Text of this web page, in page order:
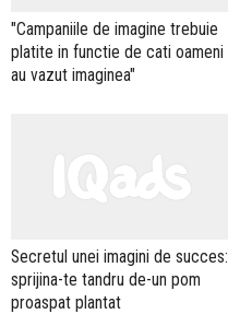
"Campaniile de imagine trebuie
platite in functie de cati oameni
au vazut imaginea"
Secretul unei imagini de succes:
sprijina-te tandru de-un pom
proaspat plantat